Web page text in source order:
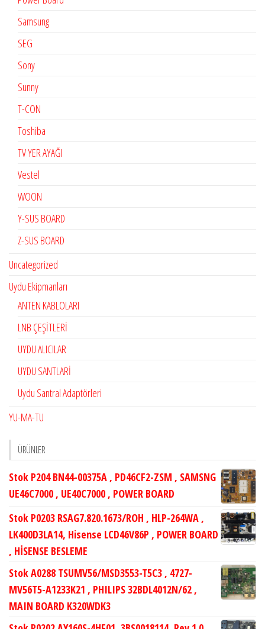
Samsung
SEG
Sony
Sunny
T-CON
Toshiba
TV YER AYAĞI
Vestel
WOON
Y-SUS BOARD
Z-SUS BOARD
Uncategorized
Uydu Ekipmanları
ANTEN KABLOLARI
LNB ÇEŞİTLERİ
UYDU ALICILAR
UYDU SANTLARİ
Uydu Santral Adaptörleri
YU-MA-TU
ÜRÜNLER
Stok P204 BN44-00375A , PD46CF2-ZSM , SAMSNG
UE46C7000 , UE40C7000 , POWER BOARD
Stok P0203 RSAG7.820.1673/ROH , HLP-264WA ,
LK400D3LA14, Hisense LCD46V86P , POWER BOARD
, HİSENSE BESLEME
Stok A0288 TSUMV56/MSD3553-T5C3 , 4727-
MV56T5-A1233K21 , PHILIPS 32BDL4012N/62 ,
MAIN BOARD K320WDK3